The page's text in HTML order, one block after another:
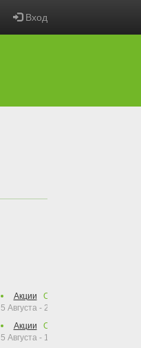
Вход
Акции Осталось
5 Августа - 23 Сентября 2026
Акции
Остался
5 Августа - 15 Сентября 2026